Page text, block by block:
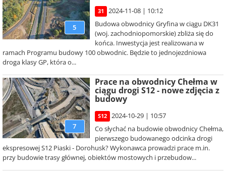
5
31
2024-11-08 | 10:12
Budowa obwodnicy Gryfina w ciągu DK31
(woj. zachodniopomorskie) zbliża się do
końca. Inwestycja jest realizowana w
ramach Programu budowy 100 obwodnic. Będzie to jednojezdniowa
droga klasy GP, która o...
7
Prace na obwodnicy Chełma w
ciągu drogi S12 - nowe zdjęcia z
budowy
S12
2024-10-29 | 10:57
Co słychać na budowie obwodnicy Chełma,
pierwszego budowanego odcinka drogi
ekspresowej S12 Piaski - Dorohusk? Wykonawca prowadzi prace m.in.
przy budowie trasy głównej, obiektów mostowych i przebudow...